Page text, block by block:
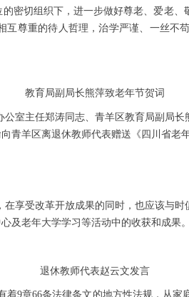
密切组织下，进一步做好尊老、爱老
尊重的待人哲理，治学严谨、一丝
教育局副局长熊萍致老年节贺词
室主任郑涛同志、青羊区教育局副局
青羊区离退休教师代表赠送《四川省老
享受改革开放成果的同时，也应该与
及老年大学学习等活动中的收获和成果。
退休教师代表赵云文发言
9章66条法律条文的地方性法规，从